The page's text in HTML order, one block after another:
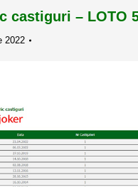
castiguri – LOTO
2022